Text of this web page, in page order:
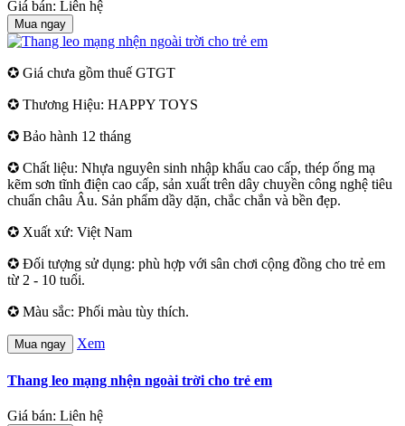
Giá bán: Liên hệ
Mua ngay
✪ Giá chưa gồm thuế GTGT
✪ Thương Hiệu: HAPPY TOYS
✪ Bảo hành 12 tháng
✪ Chất liệu: Nhựa nguyên sinh nhập khẩu cao cấp, thép ống mạ
kẽm sơn tĩnh điện cao cấp, sản xuất trên dây chuyền công nghệ tiêu
chuẩn châu Âu. Sản phẩm dầy dặn, chắc chắn và bền đẹp.
✪ Xuất xứ: Việt Nam
✪ Đối tượng sử dụng: phù hợp với sân chơi cộng đồng cho trẻ em
từ 2 - 10 tuổi.
✪ Màu sắc: Phối màu tùy thích.
Mua ngay Xem
Thang leo mạng nhện ngoài trời cho trẻ em
Giá bán: Liên hệ